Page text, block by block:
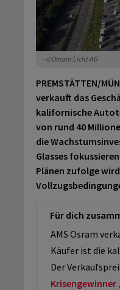
- ©Osram Licht AG
PREMSTÄTTEN/
verkauft das
kalifornische
von rund 40
die
Glasses
Plänen zufolge
Für dich
AMS Osram
Käufer ist die
Der
Krisengewinner